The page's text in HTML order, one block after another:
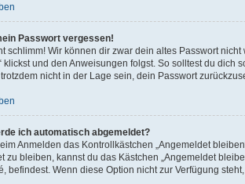
Passwort vergessen!
schlimm! Wir können dir zwar dein altes Passwort
klickst und den Anweisungen folgst. So solltest du dich
nicht in der Lage sein, dein Passwort
ich automatisch abgemeldet?
Anmelden das Kontrollkästchen „Angemeldet
zu bleiben, kannst du das Kästchen „Angemeldet
befindest. Wenn diese Option nicht zur Verfügung